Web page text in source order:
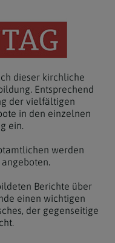
dieser kirchliche
Entsprechend
der vielfältigen
in den einzelnen
ein.
werden
Berichte über
einen wichtigen
der gegenseitige